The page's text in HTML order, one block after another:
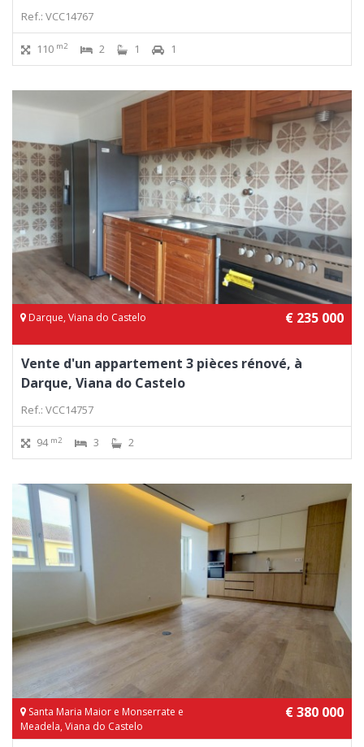
Ref.: VCC14767
110 m2 2 1 1
Darque, Viana do Castelo € 235 000
Vente d'un appartement 3 pièces rénové, à
Darque, Viana do Castelo
Ref.: VCC14757
94 m2 3 2
Santa Maria Maior e Monserrate e
Meadela, Viana do Castelo
€ 380 000